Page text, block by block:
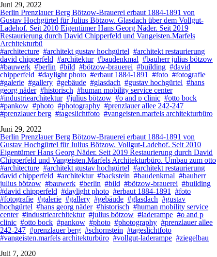
Juni 29, 2022
Berlin Prenzlauer Berg Bötzow-Brauerei erbaut 1884-1891 von
Gustav Hochgürtel für Julius Bötzow. Glasdach über dem Vollgut-
Ladehof. Seit 2010 Eigentümer Hans Georg Näder. Seit 2019
Restaurierung durch David Chipperfeld und Vangeisten.Marfels
Architekturbü
#architecture #architekt gustav hochgürtel #architekt restaurierung
david chipperfeld #architektur #baudenkmal #bauherr julius bötzow
#bauwerk #berlin #bild #bötzow-brauerei #building #david
chipperfeld #daylight photo #erbaut 1884-1891 #foto #fotografie
#galerie #gallery #gebäude #glasdach #gustav hochgürtel #hans
georg näder #historisch #human mobility service center
#industriearchitektur #julius bötzow #o and p clinic #otto bock
#pankow #photo #photography #prenzlauer allee 242-247
#prenzlauer berg #tageslichtfoto #vangeisten.marfels architekturbüro
Juni 29, 2022
Berlin Prenzlauer Berg Bötzow-Brauerei erbaut 1884-1891 von
Gustav Hochgürtel für Julius Bötzow. Vollgut-Ladehof. Seit 2010
Eigentümer Hans Georg Näder. Seit 2019 Restaurierung durch David
Chipperfeld und Vangeisten.Marfels Architekturbüro. Umbau zum otto
#architecture #architekt gustav hochgürtel #architekt restaurierung
david chipperfeld #architektur #backstein #baudenkmal #bauherr
julius bötzow #bauwerk #berlin #bild #bötzow-brauerei #building
#david chipperfeld #daylight photo #erbaut 1884-1891
#foto
#fotografie #galerie #gallery #gebäude #glasdach #gustav
hochgürtel #hans georg näder #historisch #human mobility service
center #industriearchitektur #julius bötzow #laderampe #o and p
clinic #otto bock #pankow #photo #photography #prenzlauer allee
242-247 #prenzlauer berg #schornstein #tageslichtfoto
#vangeisten.marfels architekturbüro #vollgut-laderampe #ziegelbau
Juli 7, 2020